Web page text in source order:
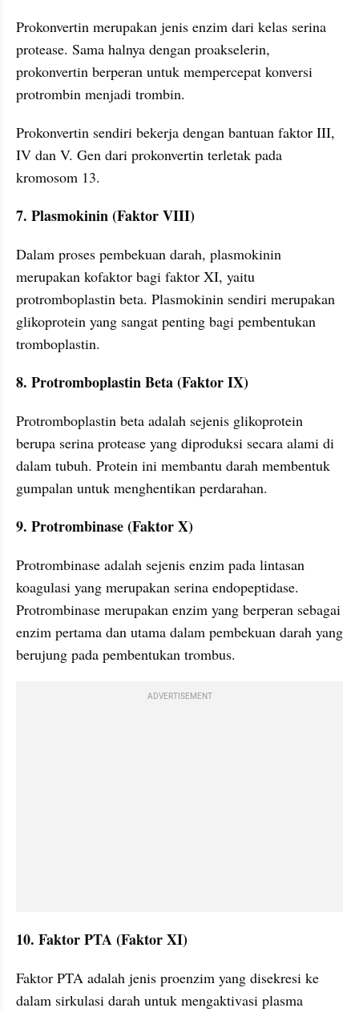
Prokonvertin merupakan jenis enzim dari kelas serina
protease. Sama halnya dengan proakselerin,
prokonvertin berperan untuk mempercepat konversi
protrombin menjadi trombin.
Prokonvertin sendiri bekerja dengan bantuan faktor III,
IV dan V. Gen dari prokonvertin terletak pada
kromosom 13.
7. Plasmokinin (Faktor VIII)
Dalam proses pembekuan darah, plasmokinin
merupakan kofaktor bagi faktor XI, yaitu
protromboplastin beta. Plasmokinin sendiri merupakan
glikoprotein yang sangat penting bagi pembentukan
tromboplastin.
8. Protromboplastin Beta (Faktor IX)
Protromboplastin beta adalah sejenis glikoprotein
berupa serina protease yang diproduksi secara alami di
dalam tubuh. Protein ini membantu darah membentuk
gumpalan untuk menghentikan perdarahan.
9. Protrombinase (Faktor X)
Protrombinase adalah sejenis enzim pada lintasan
koagulasi yang merupakan serina endopeptidase.
Protrombinase merupakan enzim yang berperan sebagai
enzim pertama dan utama dalam pembekuan darah yang
berujung pada pembentukan trombus.
ADVERTISEMENT
10. Faktor PTA (Faktor XI)
Faktor PTA adalah jenis proenzim yang disekresi ke
dalam sirkulasi darah untuk mengaktivasi plasma